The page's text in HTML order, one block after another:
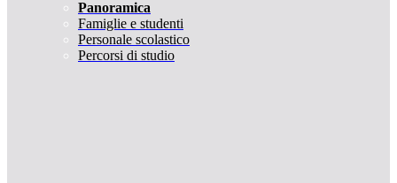
Panoramica
Famiglie e studenti
Personale scolastico
Percorsi di studio